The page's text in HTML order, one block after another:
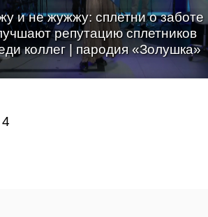
и не жужжу: сплетни о заботе
репутацию сплетников
коллег | пародия «Золушка»
4